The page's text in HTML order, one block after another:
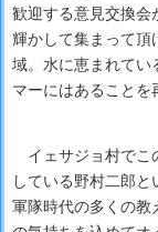
歓迎する意見交換会
輝かして集まって頂
域。水に恵まれてい
マーにはあることを
イェサジョ村でこ
している野村二郎と
軍隊時代の多くの教